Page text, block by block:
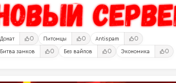
Донат 0 Питомцы 0 Antispam 0
Битва замков 0 Без вайпов 0 Экономика 0